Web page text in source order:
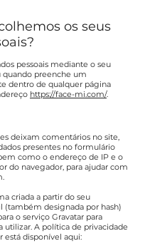
os seus
pessoais mediante o seu
preenche um
dentro de qualquer página
https://face-mi.com/.
deixam comentários no site,
presentes no formulário
como o endereço de IP e o
do navegador, para ajudar com
criada a partir do seu
(também designada por hash)
o serviço Gravatar para
utilizar. A política de privacidade
está disponível aqui: